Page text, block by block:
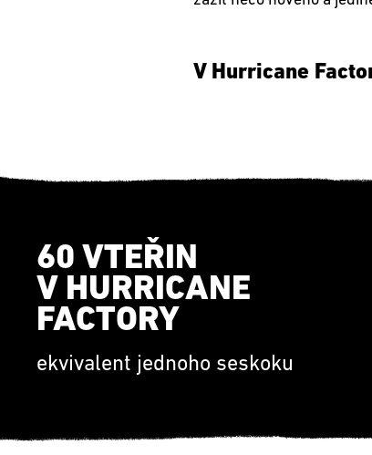
V Hurricane
60 VTEŘIN
V HURRICANE
FACTORY
ekvivalent jednoho seskoku